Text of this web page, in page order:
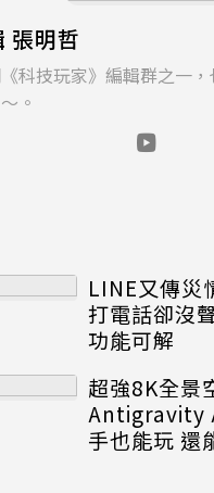
張明哲
科技玩家》編輯群之一
。
LINE又傳災
打電話卻沒
功能可解
超強8K全景
Antigravity
手也能玩 還